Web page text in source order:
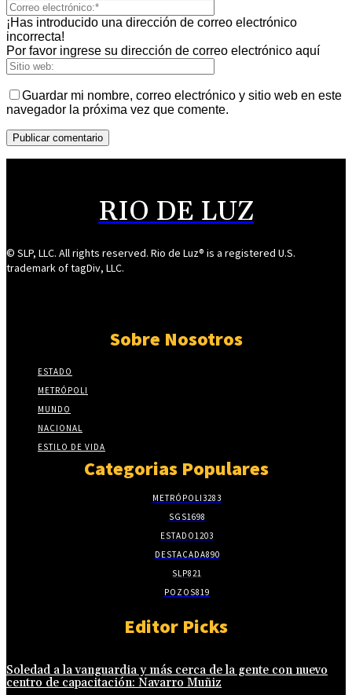
¡Has introducido una dirección de correo electrónico
incorrecta!
Por favor ingrese su dirección de correo electrónico aquí
Guardar mi nombre, correo electrónico y sitio web en este
navegador la próxima vez que comente.
RIO DE LUZ
© SLP, LLC. All rights reserved. Rio de Luz® is a registered U.S.
trademark of tagDiv, LLC.
Sobre Nosotros
ESTADO
METRÓPOLI
MUNDO
NACIONAL
ESTILO DE VIDA
Categorias Populares
METRÓPOLI3283
SGS1698
ESTADO1203
DESTACADA890
SLP821
POZOS819
Editor Picks
Soledad a la vanguardia y más cerca de la gente con nuevo
centro de capacitación: Navarro Muñiz